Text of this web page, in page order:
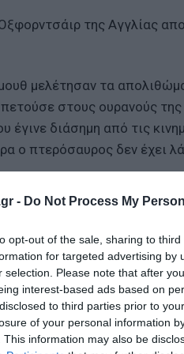
- Do Not Process My
opt-out of the sale, sharing to
for targeted advertising by
selection. Please note that after
interest-based ads based on
to third parties prior to
of your personal information
This information may also be
της Αγγλίας
μελέτησαν τα
στους ουρανούς της
διάσημη από τις
πτερόσαυρος δεν έχει
φτερών περίπου τέσσερα
Περίοδου αφού οι
τέτοια που το άνοιγμα
από τους